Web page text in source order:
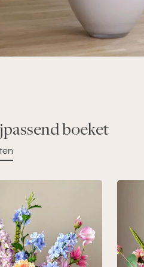
boeket